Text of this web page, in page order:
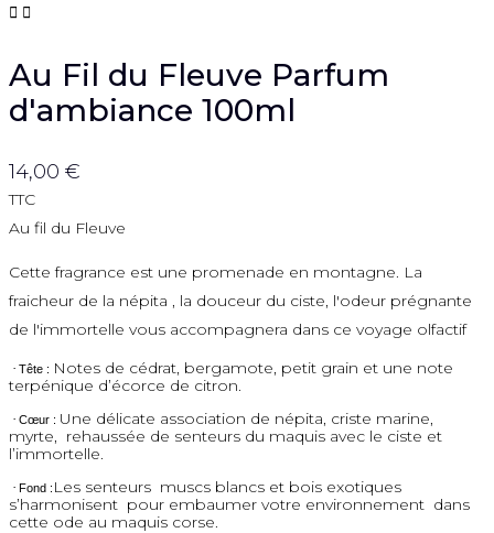
 
Au Fil du Fleuve Parfum
d'ambiance 100ml
14,00 €
TTC
Au fil du Fleuve
Cette fragrance est une promenade en montagne. La
fraicheur de la népita , la douceur du ciste, l'odeur prégnante
de l'immortelle vous accompagnera dans ce voyage olfactif
Tête : Notes de cédrat, bergamote, petit grain et une note
terpénique d’écorce de citron.
Cœur : Une délicate association de népita, criste marine,
myrte, rehaussée de senteurs du maquis avec le ciste et
l’immortelle.
Fond : Les senteurs muscs blancs et bois exotiques
s’harmonisent pour embaumer votre environnement dans
cette ode au maquis corse.